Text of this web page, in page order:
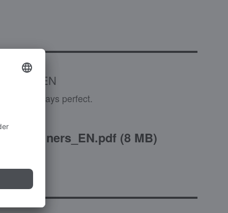
always perfect.
containers_EN.pdf(8 MB)